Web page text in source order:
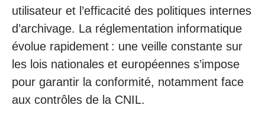
utilisateur et l’efficacité des politiques internes
d’archivage. La réglementation informatique
évolue rapidement : une veille constante sur
les lois nationales et européennes s’impose
pour garantir la conformité, notamment face
aux contrôles de la CNIL.